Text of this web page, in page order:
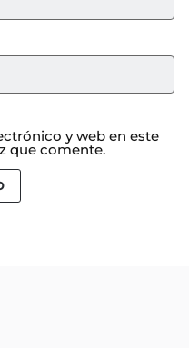
y web en este
que comente.